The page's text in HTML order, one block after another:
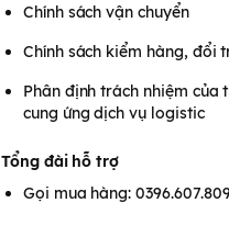
Chính sách vận chuyển
Chính sách kiểm hàng, đổi
Phân định trách nhiệm của
cung ứng dịch vụ logistic
Tổng đài hỗ trợ
Gọi mua hàng: